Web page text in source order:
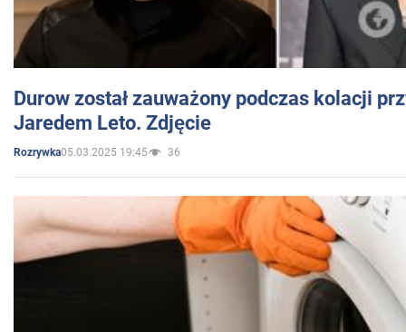
Durow został zauważony podczas kolacji
Jaredem Leto. Zdjęcie
Rozrywka05.03.2025 19:45 36